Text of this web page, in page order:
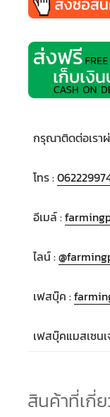
กรุณาติดต่อเรา
โทร :
อีเมล์ :
ไลน์ :
เฟสบุ๊ค :
เฟสบุ๊คแมสเซน
สินค้าที่เกี่